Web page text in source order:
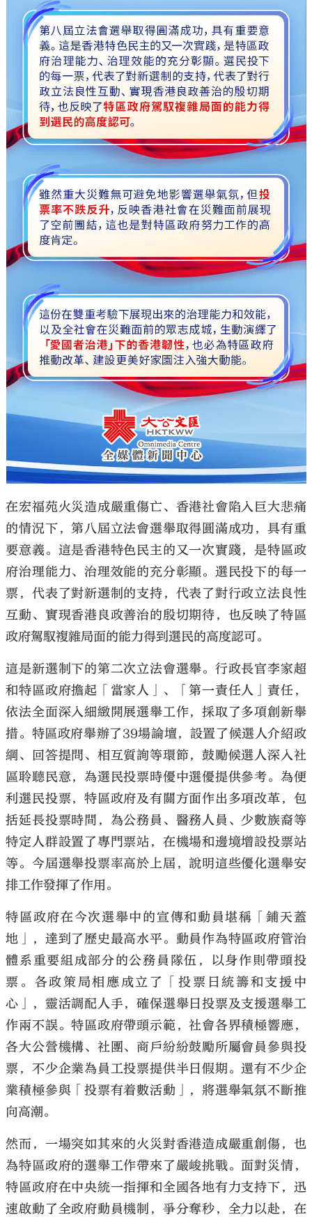
在宏福苑火災造成嚴重傷亡、香港社會陷入巨大悲痛
的情況下，第八屆立法會選舉取得圓滿成功，具有重
要意義。這是香港特色民主的又一次實踐，是特區政
府治理能力、治理效能的充分彰顯。選民投下的每一
票，代表了對新選制的支持，代表了對行政立法良性
互動、實現香港良政善治的殷切期待，也反映了特區
政府駕馭複雜局面的能力得到選民的高度認可。
這是新選制下的第二次立法會選舉。行政長官李家超
和特區政府擔起「當家人」、「第一責任人」責任，
依法全面深入細緻開展選舉工作，採取了多項創新舉
措。特區政府舉辦了39場論壇，設置了候選人介紹政
綱、回答提問、相互質詢等環節，鼓勵候選人深入社
區聆聽民意，為選民投票時優中選優提供參考。為便
利選民投票，特區政府及有關方面作出多項改革，包
括延長投票時間，為公務員、醫務人員、少數族裔等
特定人群設置了專門票站，在機場和邊境增設投票站
等。今屆選舉投票率高於上屆，說明這些優化選舉安
排工作發揮了作用。
特區政府在今次選舉中的宣傳和動員堪稱「鋪天蓋
地」，達到了歷史最高水平。動員作為特區政府管治
體系重要組成部分的公務員隊伍，以身作則帶頭投
票。各政策局相應成立了「投票日統籌和支援中
心」，靈活調配人手，確保選舉日投票及支援選舉工
作兩不誤。特區政府帶頭示範，社會各界積極響應，
各大公營機構、社團、商戶紛紛鼓勵所屬會員參與投
票，不少企業為員工投票提供半日假期。還有不少企
業積極參與「投票有着數活動」，將選舉氣氛不斷推
向高潮。
然而，一場突如其來的火災對香港造成嚴重創傷，也
為特區政府的選舉工作帶來了嚴峻挑戰。面對災情，
特區政府在中央統一指揮和全國各地有力支持下，迅
速啟動了全政府動員機制，爭分奪秒，全力以赴，在